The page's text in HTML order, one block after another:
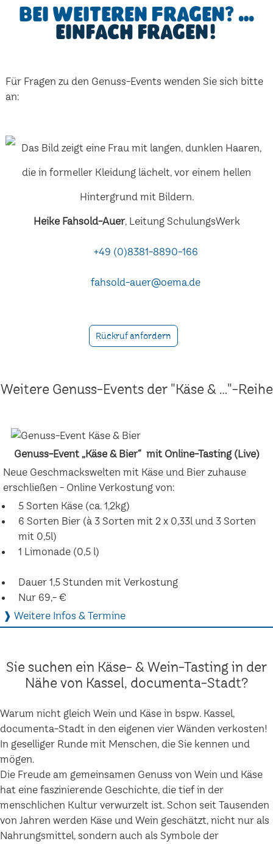
Bei weiteren Fragen? …
einfach fragen!
Für Fragen zu den Genuss-Events wenden Sie sich bitte
an:
Heike Fahsold-Auer, Leitung SchulungsWerk
+49 (0)8381-8890-166
fahsold-auer@oema.de
Rückruf anfordern
Weitere Genuss-Events der "Käse & ..."-Reihe
Genuss-Event „Käse & Bier“ mit Online-Tasting (Live)
Neue Geschmackswelten mit Käse und Bier zuhause
erschließen - Online Verkostung von:
5 Sorten Käse (ca. 1,2kg)
6 Sorten Bier (à 3 Sorten mit 2 x 0,33l und 3 Sorten
mit 0,5l)
1 Limonade (0,5 l)
Dauer 1,5 Stunden mit Verkostung
Nur 69,- €
❱ Weitere Infos & Termine
Sie suchen ein Käse- & Wein-Tasting in der
Nähe von Kassel, documenta-Stadt?
Warum nicht gleich Wein und Käse in bspw. Kassel,
documenta-Stadt in den eigenen vier Wänden verkosten!
In geselliger Runde mit Menschen, die Sie kennen und
mögen.
Die Freude am gemeinsamen Genuss von Wein und Käse
hat eine faszinierende Geschichte, die tief in der
menschlichen Kultur verwurzelt ist. Schon seit Tausenden
von Jahren werden Käse und Wein geschätzt, nicht nur als
Nahrungsmittel, sondern auch als Symbole der